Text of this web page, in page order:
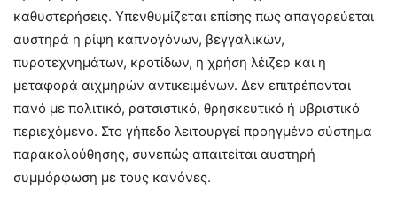
καθυστερήσεις. Υπενθυμίζεται επίσης πως απαγορεύεται
αυστηρά η ρίψη καπνογόνων, βεγγαλικών,
πυροτεχνημάτων, κροτίδων, η χρήση λέιζερ και η
μεταφορά αιχμηρών αντικειμένων. Δεν επιτρέπονται
πανό με πολιτικό, ρατσιστικό, θρησκευτικό ή υβριστικό
περιεχόμενο. Στο γήπεδο λειτουργεί προηγμένο σύστημα
παρακολούθησης, συνεπώς απαιτείται αυστηρή
συμμόρφωση με τους κανόνες.